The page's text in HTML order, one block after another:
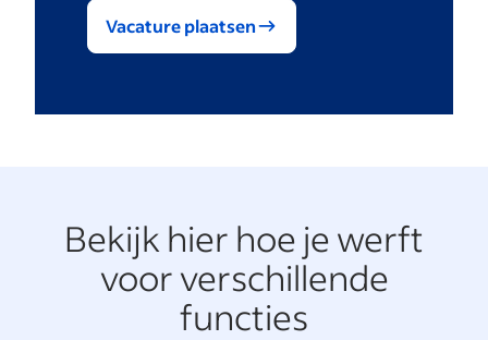
Vacature plaatsen
Bekijk hier hoe je werft
voor verschillende
functies